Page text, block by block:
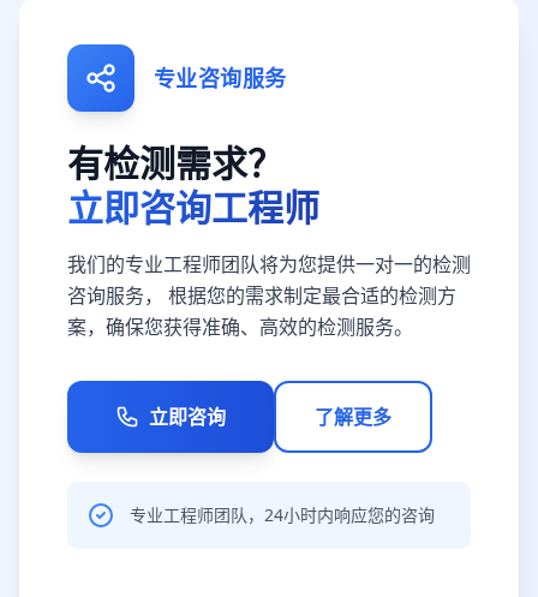
专业咨询服务
有检测需求？
立即咨询工程师
我们的专业工程师团队将为您提供一对一的检测
咨询服务， 根据您的需求制定最合适的检测方
案，确保您获得准确、高效的检测服务。
立即咨询 了解更多
专业工程师团队，24小时内响应您的咨询